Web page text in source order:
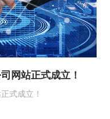
网站正式成立！
式成立！